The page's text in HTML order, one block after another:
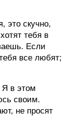
это скучно,
тебя в
Если
все любят;
Я в этом
своим.
не просят